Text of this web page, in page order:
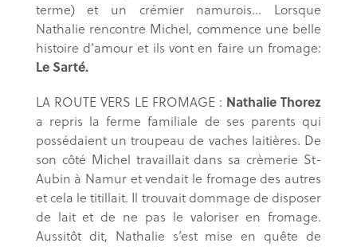
terme) et un crémier namurois… Lorsque
Nathalie rencontre Michel, commence une belle
histoire d’amour et ils vont en faire un fromage:
Le Sarté.
LA ROUTE VERS LE FROMAGE : Nathalie Thorez
a repris la ferme familiale de ses parents qui
possédaient un troupeau de vaches laitières. De
son côté Michel travaillait dans sa crèmerie St-
Aubin à Namur et vendait le fromage des autres
et cela le titillait. Il trouvait dommage de disposer
de lait et de ne pas le valoriser en fromage.
Aussitôt dit, Nathalie s’est mise en quête de